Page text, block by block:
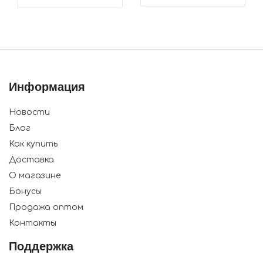
Информация
Новости
Блог
Как купить
Доставка
О магазине
Бонусы
Продажа оптом
Контакты
Поддержка